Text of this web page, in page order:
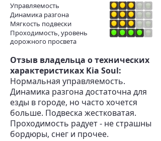
Управляемость
Динамика разгона
Мягкость подвески
Проходимость, уровень
дорожного просвета
Отзыв владельца о технических
характеристиках Kia Soul:
Нормальная управляемость.
Динамика разгона достаточна для
езды в городе, но часто хочется
больше. Подвеска жестковатая.
Проходимость радует - не страшны
бордюры, снег и прочее.